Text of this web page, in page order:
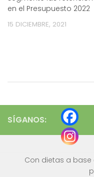
en el Presupuesto 2022
15 DICIEMBRE, 2021
SÍGANOS:
Con dietas a base